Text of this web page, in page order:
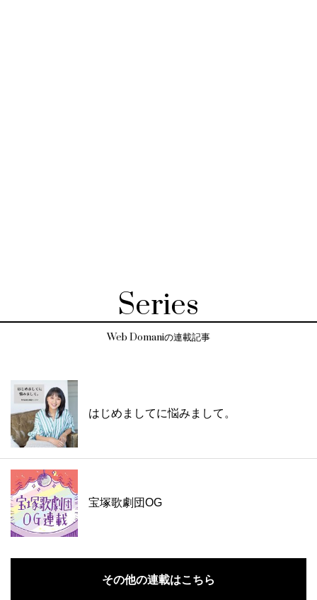
Series
Web Domaniの連載記事
はじめましてに悩みまして。
宝塚歌劇団OG
その他の連載はこちら